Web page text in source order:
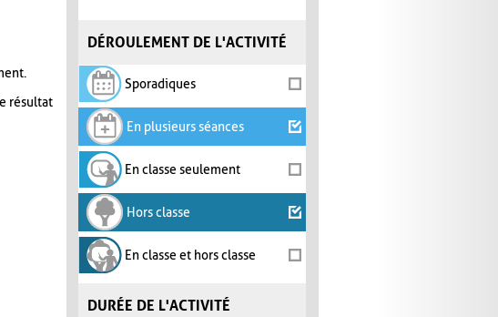
DÉROULEMENT DE L'ACTIVITÉ
Sporadiques
En plusieurs séances
En classe seulement
Hors classe
En classe et hors classe
DURÉE DE L'ACTIVITÉ
résultat